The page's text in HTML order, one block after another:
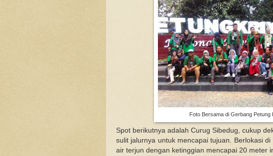
Foto Bersama di Gerbang
Spot berikutnya adalah Curug Sibedug, cukup
sulit jalurnya untuk mencapai tujuan. Berlokasi
air terjun dengan ketinggian mencapai 20 meter